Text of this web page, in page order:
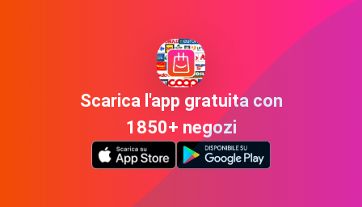
Scarica l'app gratuita con
1850+ negozi